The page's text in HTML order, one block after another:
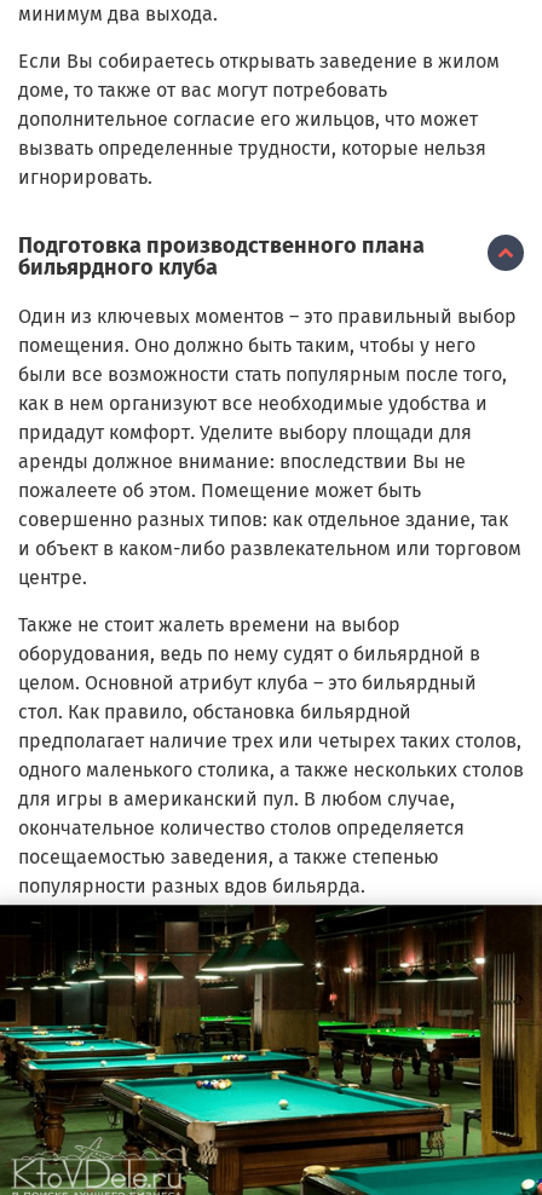
минимум два выхода.
Если Вы собираетесь открывать заведение в жилом
доме, то также от вас могут потребовать
дополнительное согласие его жильцов, что может
вызвать определенные трудности, которые нельзя
игнорировать.
Подготовка производственного плана
бильярдного клуба
Один из ключевых моментов – это правильный выбор
помещения. Оно должно быть таким, чтобы у него
были все возможности стать популярным после того,
как в нем организуют все необходимые удобства и
придадут комфорт. Уделите выбору площади для
аренды должное внимание: впоследствии Вы не
пожалеете об этом. Помещение может быть
совершенно разных типов: как отдельное здание, так
и объект в каком-либо развлекательном или торговом
центре.
Также не стоит жалеть времени на выбор
оборудования, ведь по нему судят о бильярдной в
целом. Основной атрибут клуба – это бильярдный
стол. Как правило, обстановка бильярдной
предполагает наличие трех или четырех таких столов,
одного маленького столика, а также нескольких столов
для игры в американский пул. В любом случае,
окончательное количество столов определяется
посещаемостью заведения, а также степенью
популярности разных вдов бильярда.